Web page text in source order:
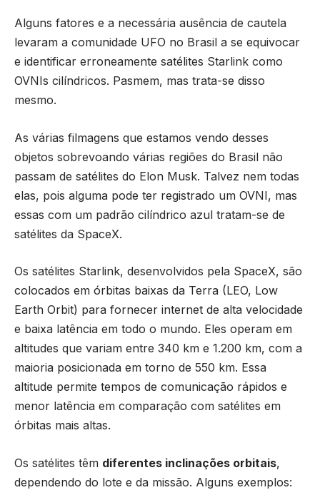
Alguns fatores e a necessária ausência de cautela
levaram a comunidade UFO no Brasil a se equivocar
e identificar erroneamente satélites Starlink como
OVNIs cilíndricos. Pasmem, mas trata-se disso
mesmo.
As várias filmagens que estamos vendo desses
objetos sobrevoando várias regiões do Brasil não
passam de satélites do Elon Musk. Talvez nem todas
elas, pois alguma pode ter registrado um OVNI, mas
essas com um padrão cilíndrico azul tratam-se de
satélites da SpaceX.
Os satélites Starlink, desenvolvidos pela SpaceX, são
colocados em órbitas baixas da Terra (LEO, Low
Earth Orbit) para fornecer internet de alta velocidade
e baixa latência em todo o mundo. Eles operam em
altitudes que variam entre 340 km e 1.200 km, com a
maioria posicionada em torno de 550 km. Essa
altitude permite tempos de comunicação rápidos e
menor latência em comparação com satélites em
órbitas mais altas.
Os satélites têm diferentes inclinações orbitais,
dependendo do lote e da missão. Alguns exemplos: